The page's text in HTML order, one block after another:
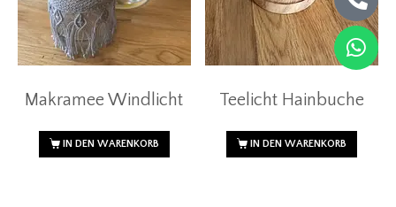
Makramee Windlicht
IN DEN WARENKORB
Teelicht Hainbuche
IN DEN WARENKORB